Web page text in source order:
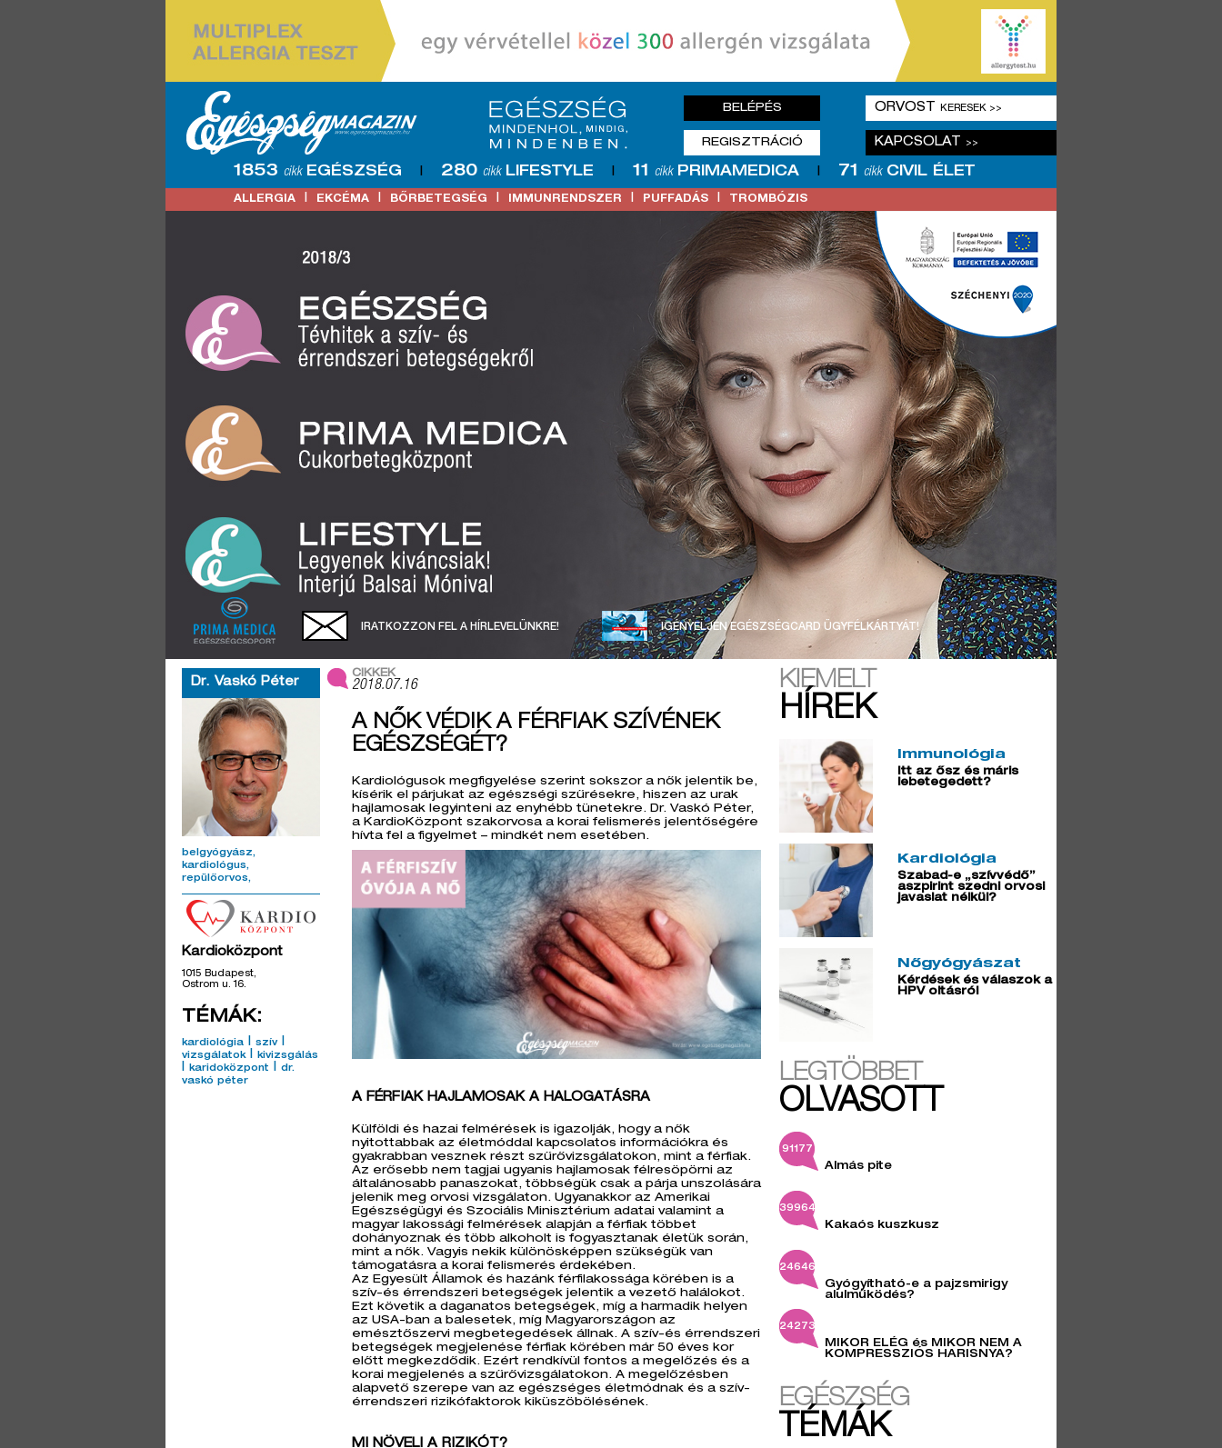
REGISZTRÁCIÓ
BELÉPÉS ORVOST KERESEK >>
KAPCSOLAT >>
1853 cikk EGÉSZSÉG | 280 cikk LIFESTYLE | 11 cikk PRIMAMEDICA | 71 cikk CIVIL ÉLET
ALLERGIA | EKCÉMA | BŐRBETEGSÉG | IMMUNRENDSZER | PUFFADÁS | TROMBÓZIS
IRATKOZZON FEL A HÍRLEVELÜNKRE! IGÉNYELJEN EGÉSZSÉGCARD ÜGYFÉLKÁRTYÁT!
Dr. Vaskó Péter
belgyógyász
kardiológus
repülőorvos
Kardioközpont
1015 Budapest,
Ostrom u. 16.
TÉMÁK:
kardiológia | szív|
vizsgálatok| kivizsgálás
| karidoközpont | dr.
vaskó péter
CIKKEK
2018.07.16
A NŐK VÉDIK A FÉRFIAK SZÍVÉNEK
EGÉSZSÉGÉT?
Kardiológusok megfigyelése szerint sokszor a nők jelentik be,
kísérik el párjukat az egészségi szűrésekre, hiszen az urak
hajlamosak legyinteni az enyhébb tünetekre. Dr. Vaskó Péter,
a KardioKözpont szakorvosa a korai felismerés jelentőségére
hívta fel a figyelmet – mindkét nem esetében.
A FÉRFIAK HAJLAMOSAK A HALOGATÁSRA
Külföldi és hazai felmérések is igazolják, hogy a nők
nyitottabbak az életmóddal kapcsolatos információkra és
gyakrabban vesznek részt szűrővizsgálatokon, mint a férfiak.
Az erősebb nem tagjai ugyanis hajlamosak félresöpörni az
általánosabb panaszokat, többségük csak a párja unszolására
jelenik meg orvosi vizsgálaton. Ugyanakkor az Amerikai
Egészségügyi és Szociális Minisztérium adatai valamint a
magyar lakossági felmérések alapján a férfiak többet
dohányoznak és több alkoholt is fogyasztanak életük során,
mint a nők. Vagyis nekik különösképpen szükségük van
támogatásra a korai felismerés érdekében.
Az Egyesült Államok és hazánk férfilakossága körében is a
szív-és érrendszeri betegségek jelentik a vezető halálokot.
Ezt követik a daganatos betegségek, míg a harmadik helyen
az USA-ban a balesetek, míg Magyarországon az
emésztőszervi megbetegedések állnak. A szív-és érrendszeri
betegségek megjelenése férfiak körében már 50 éves kor
előtt megkezdődik. Ezért rendkívül fontos a megelőzés és a
korai megjelenés a szűrővizsgálatokon. A megelőzésben
alapvető szerepe van az egészséges életmódnak és a szív-
érrendszeri rizikófaktorok kiküszöbölésének.
MI NÖVELI A RIZIKÓT?
KIEMELT
HÍREK
Immunológia
Itt az ősz és máris
lebetegedett?
Kardiológia
Szabad-e „szívvédő”
aszpirint szedni orvosi
javaslat nélkül?
Nőgyógyászat
Kérdések és válaszok a
HPV oltásról
LEGTÖBBET
OLVASOTT
91177
Almás pite
39964
Kakaós kuszkusz
24646
Gyógyítható-e a pajzsmirigy
alulműködés?
24273
MIKOR ELÉG és MIKOR NEM A
KOMPRESSZIÓS HARISNYA?
EGÉSZSÉG
TÉMÁK